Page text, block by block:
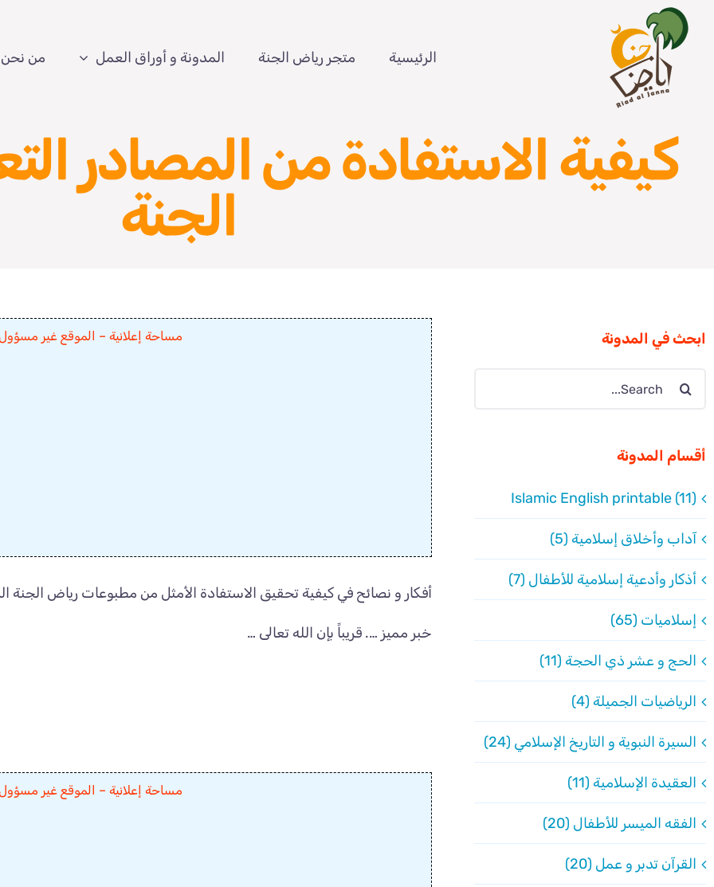
content
الرئيسية متجر رياض الجنة المدونة و أوراق العمل من نحن
كيفية الاستفادة من المصادر
الجنة
مساحة إعلانية – الموقع غير
أفكار و نصائح في كيفية تحقيق الاستفادة الأمثل من مطبوعات رياض الجنة
خبر مميز …. قريباً بإن الله تعالى …
مساحة إعلانية – الموقع غير
ابحث في المدونة
Search
أقسام المدونة
Islamic English printable (11)
آداب وأخلاق إسلامية (5)
أذكار وأدعية إسلامية للأطفال (7)
إسلاميات (65)
الحج و عشر ذي الحجة (11)
الرياضيات الجميلة (4)
السيرة النبوية و التاريخ الإسلامي (24)
العقيدة الإسلامية (11)
الفقه الميسر للأطفال (20)
القرآن تدبر و عمل (20)